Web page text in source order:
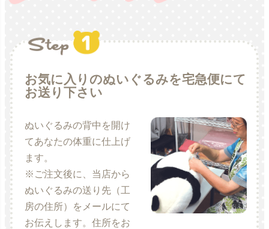
お気に入りのぬいぐるみを宅急便にて
お送り下さい
ぬいぐるみの背中を開け
てあなたの体重に仕上げ
ます。
※ご注文後に、当店から
ぬいぐるみの送り先（工
房の住所）をメールにて
お伝えします。住所をお